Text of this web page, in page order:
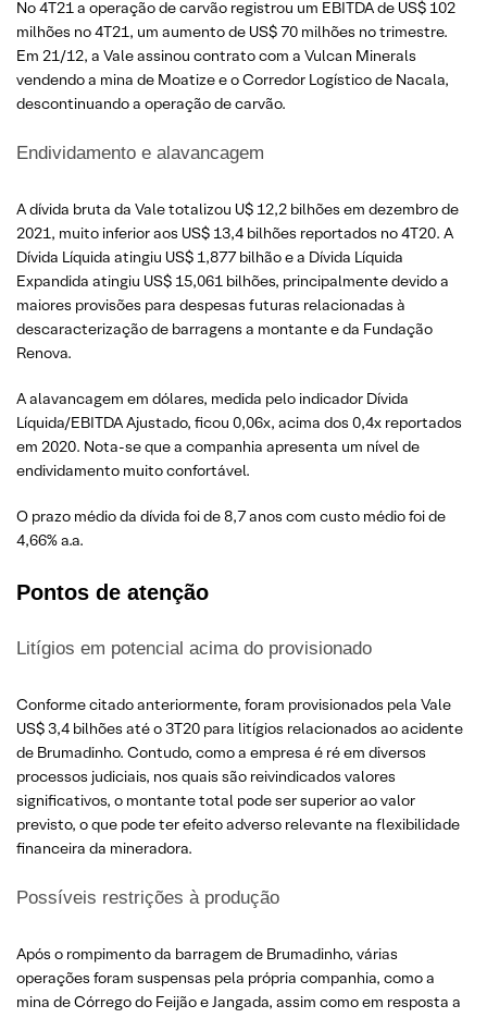
No 4T21 a operação de carvão registrou um EBITDA de US$ 102
milhões no 4T21, um aumento de US$ 70 milhões no trimestre.
Em 21/12, a Vale assinou contrato com a Vulcan Minerals
vendendo a mina de Moatize e o Corredor Logístico de Nacala,
descontinuando a operação de carvão.
Endividamento e alavancagem
A dívida bruta da Vale totalizou U$ 12,2 bilhões em dezembro de
2021, muito inferior aos US$ 13,4 bilhões reportados no 4T20. A
Dívida Líquida atingiu US$ 1,877 bilhão e a Dívida Líquida
Expandida atingiu US$ 15,061 bilhões, principalmente devido a
maiores provisões para despesas futuras relacionadas à
descaracterização de barragens a montante e da Fundação
Renova.
A alavancagem em dólares, medida pelo indicador Dívida
Líquida/EBITDA Ajustado, ficou 0,06x, acima dos 0,4x reportados
em 2020. Nota-se que a companhia apresenta um nível de
endividamento muito confortável.
O prazo médio da dívida foi de 8,7 anos com custo médio foi de
4,66% a.a.
Pontos de atenção
Litígios em potencial acima do provisionado
Conforme citado anteriormente, foram provisionados pela Vale
US$ 3,4 bilhões até o 3T20 para litígios relacionados ao acidente
de Brumadinho. Contudo, como a empresa é ré em diversos
processos judiciais, nos quais são reivindicados valores
significativos, o montante total pode ser superior ao valor
previsto, o que pode ter efeito adverso relevante na flexibilidade
financeira da mineradora.
Possíveis restrições à produção
Após o rompimento da barragem de Brumadinho, várias
operações foram suspensas pela própria companhia, como a
mina de Córrego do Feijão e Jangada, assim como em resposta a